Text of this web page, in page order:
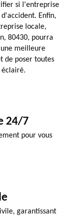
si l'entreprise
Enfin,
locale,
80430, pourra
une meilleure
de poser toutes
éclairé.
24/7
pour vous
garantissant